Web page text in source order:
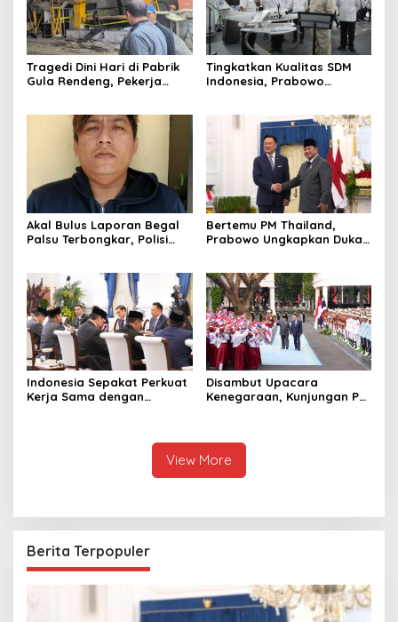
Tragedi Dini Hari di Pabrik
Gula Rendeng, Pekerja
Tingkatkan Kualitas SDM
Indonesia, Prabowo
Terbaik Dunia
Akal Bulus Laporan Begal
Palsu Terbongkar, Polisi
Bertemu PM Thailand,
Prabowo Ungkapkan Duka
Raja Thailand
Indonesia Sepakat Perkuat
Kerja Sama dengan
Disambut Upacara
Kenegaraan, Kunjungan PM
Thailand
View More
Berita Terpopuler